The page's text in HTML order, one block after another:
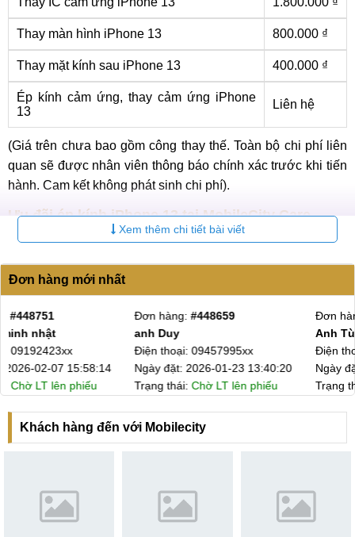
Thay màn hình iPhone 13 800.000 ₫
Thay mặt kính sau iPhone 13 400.000 ₫
Ép kính cảm ứng, thay cảm ứng iPhone
13
Liên hệ
(Giá trên chưa bao gồm công thay thế. Toàn bộ chi phí liên
quan sẽ được nhân viên thông báo chính xác trước khi tiến
hành. Cam kết không phát sinh chi phí).
Ưu đãi ép kính iPhone 13 tại MobileCity Care
MobileCity Care luôn dành cho khách hàng nhiều ưu đãi
hấp dẫn kèm theo mỗi dịch vụ nhằm mang đến cho khách
hàng trải nghiệm tốt nhất cũng như giúp khách hàng tiết
nổi bật của MobileCity Care cho dịch vụ ép kính iPhone 13:
Ưu đãi ép kính iPhone 13 tại MobileCity Care
Miễn phí 100% công ép kính khi đặt lịch trước.
Cam kết ép kính iPhone 13 Uy tín tại
Xem thêm chi tiết bài viết
Đơn hàng mới nhất
Đơn hàng:
Anh Tùng
Điện thoại: 03771896xx
Ngày đặt: 2025-12-10 20:10:51
Trạng thái: Chờ LT lên phiếu
Đơn hàng:
Điện thoại: 09351861xx
Ngày đặt: 2025-11-10 12:32:40
Trạng thái: Đã viết hóa đơn
Khách hàng đến với Mobilecity